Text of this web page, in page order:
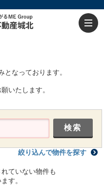
となっております。
いたします。
絞り込んで物件を探す
ていない物件も
す。